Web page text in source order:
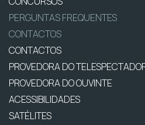
PERGUNTAS FREQUENTES
CONTACTOS
CONTACTOS
PROVEDORA DO
PROVEDORA DO OUVINTE
ACESSIBILIDADES
SATÉLITES